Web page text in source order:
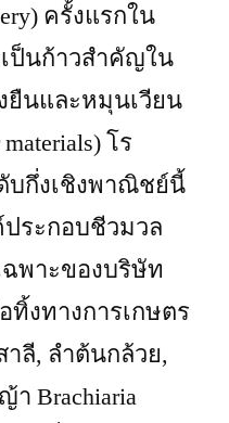
ครั้งแรกใน
ป็นก้าวสำคัญใน
ยืนและหมุนเวียน
โร
บกึ่งเชิงพาณิชย์นี้
ระกอบชีวมวล
ฉพาะของบริษัท
ทิ้งทางการเกษตร
ลี, ลำต้นกล้วย,
า Brachiaria